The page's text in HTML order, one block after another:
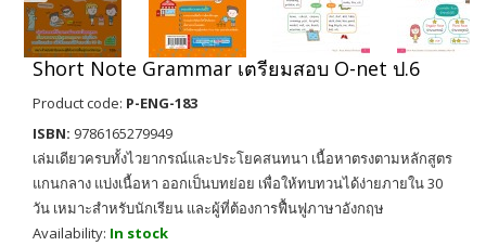
Short Note Grammar เตรียมสอบ O-net ป.6
Product code: P-ENG-183
ISBN: 9786165279949
เล่มเดียวครบทั้งไวยากรณ์และประโยคสนทนา เนื้อหาตรงตามหลักสูตร
แกนกลาง แบ่งเนื้อหา ออกเป็นบทย่อย เพื่อให้ทบทวนได้ง่ายภายใน 30
วัน เหมาะสำหรับนักเรียน และผู้ที่ต้องการฟื้นฟูภาษาอังกฤษ
Availability: In stock